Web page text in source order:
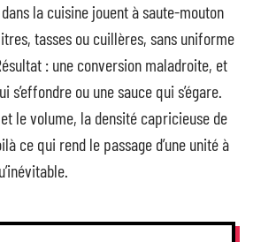
la cuisine jouent à saute-mouton
tasses ou cuillères, sans uniforme
: une conversion maladroite, et
s’effondre ou une sauce qui s’égare.
le volume, la densité capricieuse de
ce qui rend le passage d’une unité à